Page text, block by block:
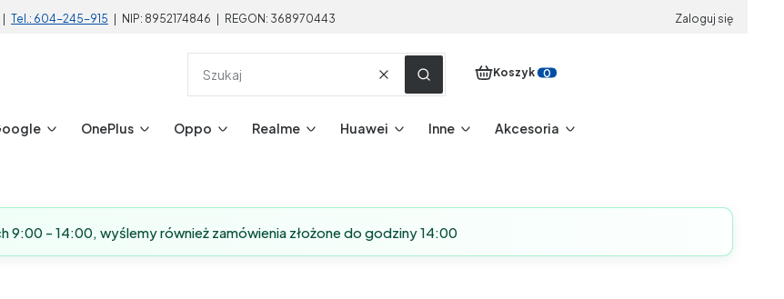
Tel.: 604-245-915 | NIP: 8952174846 | REGON: 368970443 Zaloguj się
WyczyśćSzukaj Produkty w koszyku: 0. Zobacz szczegóły
Koszyk
OnePlus Oppo Realme Huawei Inne Akcesoria
- 14:00, wyślemy również zamówienia złożone do godziny 14:00